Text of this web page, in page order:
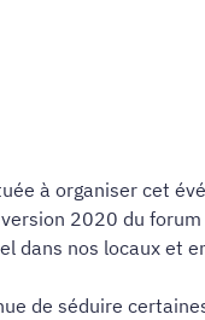
à organiser cet
2020 du
dans nos locaux et
de séduire